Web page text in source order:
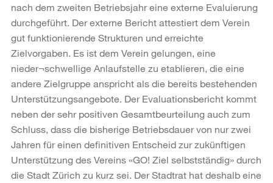
nach dem zweiten Betriebsjahr eine externe Evaluierung
durchgeführt. Der externe Bericht attestiert dem Verein
gut funktionierende Strukturen und erreichte
Zielvorgaben. Es ist dem Verein gelungen, eine
nieder¬schwellige Anlaufstelle zu etablieren, die eine
andere Zielgruppe anspricht als die bereits bestehenden
Unterstützungsangebote. Der Evaluationsbericht kommt
neben der sehr positiven Gesamtbeurteilung auch zum
Schluss, dass die bisherige Betriebsdauer von nur zwei
Jahren für einen definitiven Entscheid zur zukünftigen
Unterstützung des Vereins «GO! Ziel selbstständig» durch
die Stadt Zürich zu kurz sei. Der Stadtrat hat deshalb eine